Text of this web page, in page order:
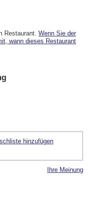
Restaurant. Wenn Sie der
wann dieses Restaurant
hinzufügen
Ihre Meinung